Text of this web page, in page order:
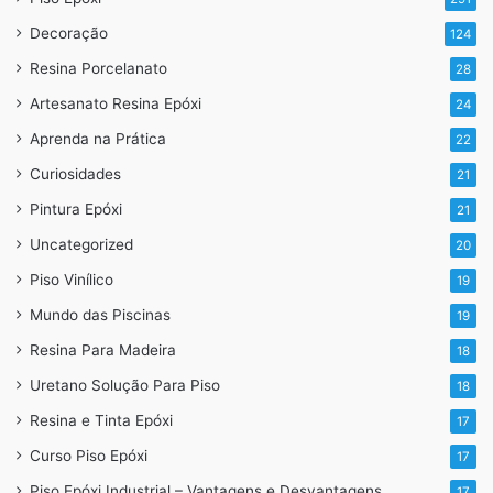
Decoração 124
Resina Porcelanato 28
Artesanato Resina Epóxi 24
Aprenda na Prática 22
Curiosidades 21
Pintura Epóxi 21
Uncategorized 20
Piso Vinílico 19
Mundo das Piscinas 19
Resina Para Madeira 18
Uretano Solução Para Piso 18
Resina e Tinta Epóxi 17
Curso Piso Epóxi 17